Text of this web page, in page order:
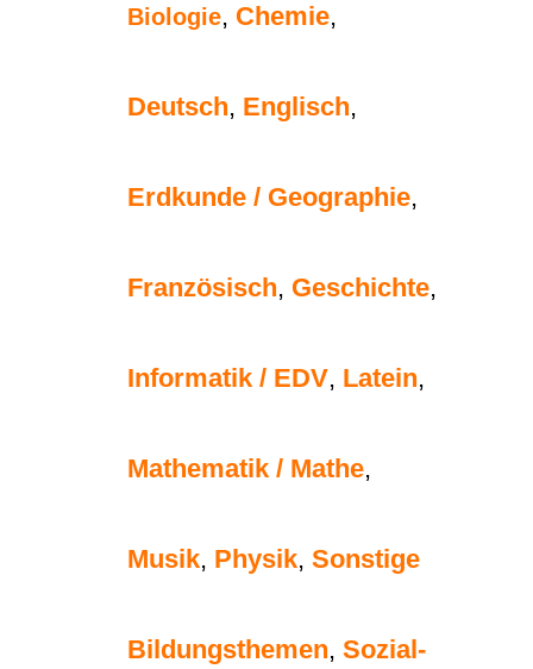
Biologie, Chemie,
Deutsch, Englisch,
Erdkunde / Geographie,
Französisch, Geschichte,
Informatik / EDV, Latein,
Mathematik / Mathe,
Musik, Physik, Sonstige
Bildungsthemen, Sozial-